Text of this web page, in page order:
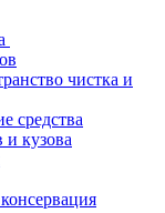
чистка и
средства
и кузова